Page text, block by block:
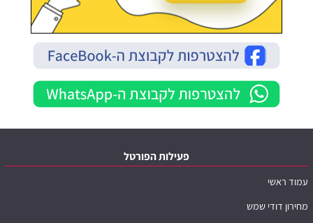
פעילות הפורטל
עמוד ראשי
מחירון דודי שמש